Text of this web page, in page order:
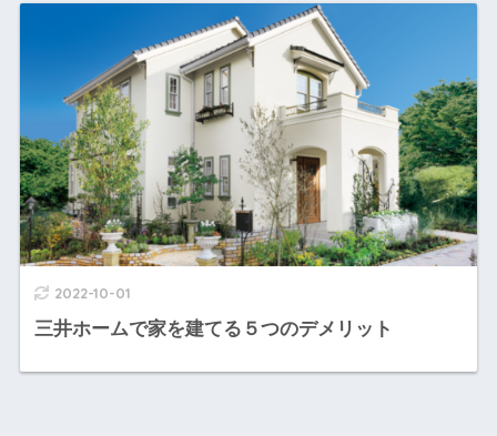
2022-10-01
三井ホームで家を建てる５つのデメリット